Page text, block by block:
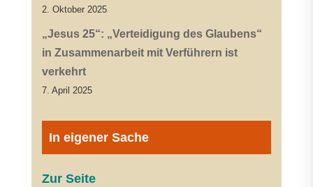
2. Oktober 2025
„Jesus 25“: „Verteidigung des Glaubens“
in Zusammenarbeit mit Verführern ist
verkehrt
7. April 2025
In eigener Sache
Zur Seite